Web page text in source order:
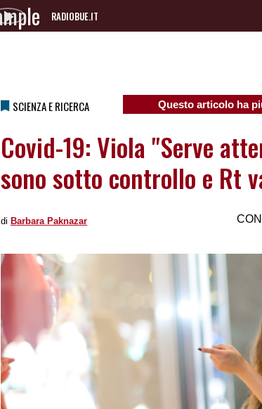
RADIOBUE.IT
Audio
SCIENZA E RICERCA Questo articolo ha
Covid-19: Viola "Serve
sono sotto controllo e Rt
di Barbara Paknazar